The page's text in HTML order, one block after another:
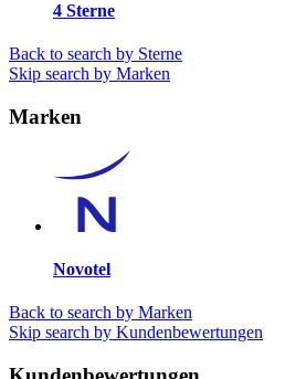
4 Sterne
Back to search by Sterne
Skip search by Marken
Marken
Novotel
Back to search by Marken
Skip search by Kundenbewertungen